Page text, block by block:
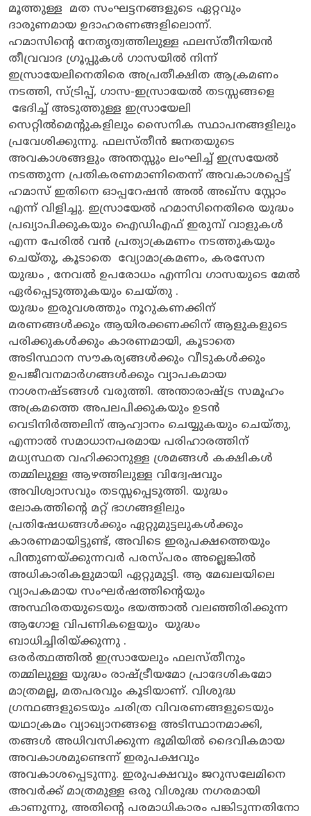
മൂത്തുള്ള മത സംഘട്ടനങ്ങളുടെ ഏറ്റവും
ദാരുണമായ ഉദാഹരണങ്ങളിലൊന്ന്.
ഹമാസിന്റെ നേതൃത്വത്തിലുള്ള ഫലസ്തീനിയൻ
തീവ്രവാദ ഗ്രൂപ്പുകൾ ഗാസയിൽ നിന്ന്
ഇസ്രായേലിനെതിരെ അപ്രതീക്ഷിത ആക്രമണം
നടത്തി, സ്ട്രിപ്പ്, ഗാസ-ഇസ്രായേൽ തടസ്സങ്ങളെ
ഭേദിച്ച് അടുത്തുള്ള ഇസ്രായേലി
സെറ്റിൽമെന്റുകളിലും സൈനിക സ്ഥാപനങ്ങളിലും
പ്രവേശിക്കുന്നു. ഫലസ്തീൻ ജനതയുടെ
അവകാശങ്ങളും അന്തസ്സും ലംഘിച്ച് ഇസ്രയേൽ
നടത്തുന്ന പ്രതികരണമാണിതെന്ന് അവകാശപ്പെട്ട്
ഹമാസ് ഇതിനെ ഓപ്പറേഷൻ അൽ അഖ്സ സ്റ്റോം
എന്ന് വിളിച്ചു. ഇസ്രായേൽ ഹമാസിനെതിരെ യുദ്ധം
പ്രഖ്യാപിക്കുകയും ഐഡിഎഫ് ഇരുമ്പ് വാളുകൾ
എന്ന പേരിൽ വൻ പ്രത്യാക്രമണം നടത്തുകയും
ചെയ്തു, കൂടാതെ വ്യോമാക്രമണം, കരസേന
യുദ്ധം , നേവൽ ഉപരോധം എന്നിവ ഗാസയുടെ മേൽ
ഏർപ്പെടുത്തുകയും ചെയ്തു .
യുദ്ധം ഇരുവശത്തും നൂറുകണക്കിന്
മരണങ്ങൾക്കും ആയിരക്കണക്കിന് ആളുകളുടെ
പരിക്കുകൾക്കും കാരണമായി, കൂടാതെ
അടിസ്ഥാന സൗകര്യങ്ങൾക്കും വീടുകൾക്കും
ഉപജീവനമാർഗങ്ങൾക്കും വ്യാപകമായ
നാശനഷ്ടങ്ങൾ വരുത്തി. അന്താരാഷ്ട്ര സമൂഹം
അക്രമത്തെ അപലപിക്കുകയും ഉടൻ
വെടിനിർത്തലിന് ആഹ്വാനം ചെയ്യുകയും ചെയ്തു,
എന്നാൽ സമാധാനപരമായ പരിഹാരത്തിന്
മധ്യസ്ഥത വഹിക്കാനുള്ള ശ്രമങ്ങൾ കക്ഷികൾ
തമ്മിലുള്ള ആഴത്തിലുള്ള വിദ്വേഷവും
അവിശ്വാസവും തടസ്സപ്പെടുത്തി. യുദ്ധം
ലോകത്തിന്റെ മറ്റ് ഭാഗങ്ങളിലും
പ്രതിഷേധങ്ങൾക്കും ഏറ്റുമുട്ടലുകൾക്കും
കാരണമായിട്ടുണ്ട്, അവിടെ ഇരുപക്ഷത്തെയും
പിന്തുണയ്ക്കുന്നവർ പരസ്പരം അല്ലെങ്കിൽ
അധികാരികളുമായി ഏറ്റുമുട്ടി. ആ മേഖലയിലെ
വ്യാപകമായ സംഘർഷത്തിന്റെയും
അസ്ഥിരതയുടെയും ഭയത്താൽ വലഞ്ഞിരിക്കുന്ന
ആഗോള വിപണികളെയും യുദ്ധം
ബാധിച്ചിരിയ്ക്കുന്നു .
ഒരർത്ഥത്തിൽ ഇസ്രായേലും ഫലസ്തീനും
തമ്മിലുള്ള യുദ്ധം രാഷ്ട്രീയമോ പ്രാദേശികമോ
മാത്രമല്ല, മതപരവും കൂടിയാണ്. വിശുദ്ധ
ഗ്രന്ഥങ്ങളുടെയും ചരിത്ര വിവരണങ്ങളുടെയും
യഥാക്രമം വ്യാഖ്യാനങ്ങളെ അടിസ്ഥാനമാക്കി,
തങ്ങൾ അധിവസിക്കുന്ന ഭൂമിയിൽ ദൈവികമായ
അവകാശമുണ്ടെന്ന് ഇരുപക്ഷവും
അവകാശപ്പെടുന്നു. ഇരുപക്ഷവും ജറുസലേമിനെ
അവർക്ക് മാത്രമുള്ള ഒരു വിശുദ്ധ നഗരമായി
കാണുന്നു, അതിന്റെ പരമാധികാരം പങ്കിടുന്നതിനോ